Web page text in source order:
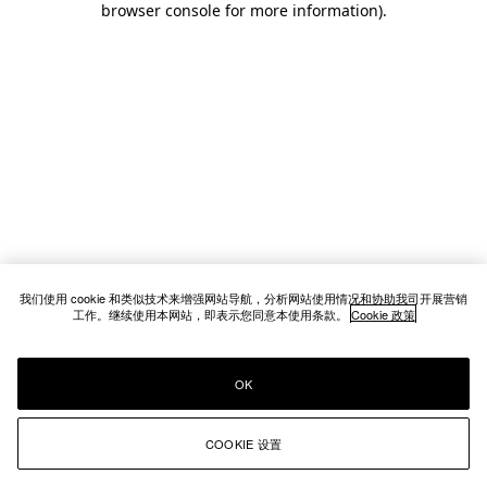
browser console for more information).
我们使用 cookie 和类似技术来增强网站导航，分析网站使用情况和协助我司开展营销
工作。继续使用本网站，即表示您同意本使用条款。 Cookie 政策
COOKIE 设置
OK